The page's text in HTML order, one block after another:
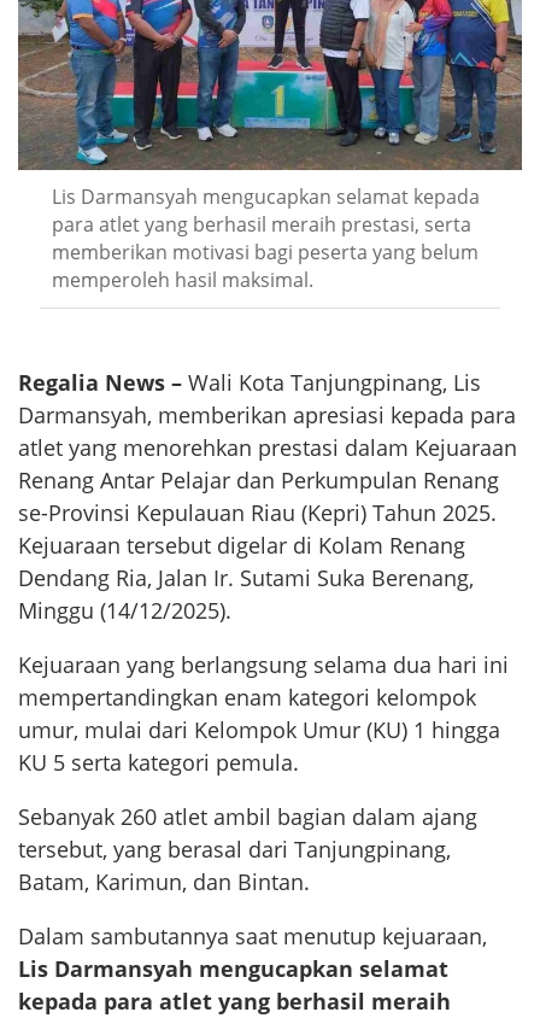
Lis Darmansyah mengucapkan selamat kepada
para atlet yang berhasil meraih prestasi, serta
memberikan motivasi bagi peserta yang belum
memperoleh hasil maksimal.
Regalia News – Wali Kota Tanjungpinang, Lis
Darmansyah, memberikan apresiasi kepada para
atlet yang menorehkan prestasi dalam Kejuaraan
Renang Antar Pelajar dan Perkumpulan Renang
se-Provinsi Kepulauan Riau (Kepri) Tahun 2025.
Kejuaraan tersebut digelar di Kolam Renang
Dendang Ria, Jalan Ir. Sutami Suka Berenang,
Minggu (14/12/2025).
Kejuaraan yang berlangsung selama dua hari ini
mempertandingkan enam kategori kelompok
umur, mulai dari Kelompok Umur (KU) 1 hingga
KU 5 serta kategori pemula.
Sebanyak 260 atlet ambil bagian dalam ajang
tersebut, yang berasal dari Tanjungpinang,
Batam, Karimun, dan Bintan.
Dalam sambutannya saat menutup kejuaraan,
Lis Darmansyah mengucapkan selamat
kepada para atlet yang berhasil meraih